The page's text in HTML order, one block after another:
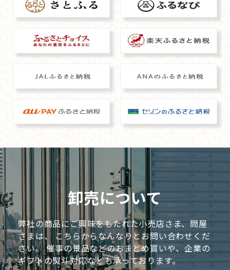
2026.02.06 FOODEX JAPAN 2026出展のご案内
2026年3月10日（火）～13日（金）東京ビッグサイトで開催す
る、日本・アジア最大級の食品・飲料展示会『FOODEX JAPAN
当日は新商品の披露、試食会も予定しておりますので皆様のご
来場を心よりお待ちしております。
2026年2月25日（水）～26日（木）に沖縄コンベンションセン
ターで開催される、食の展示会『FOOD STYLE JAPAN 2026 ＜
沖縄＞』に、出展いたします。
当日は新商品の披露、試食会も予定しておりますので皆様のご
来場を心よりお待ちしております。
2026.01.06 FOOD STYLE JAPAN 2026＜関西＞出展
のご案内
卸売について
弊社の商品にご興味をもたれた小売店さま、問屋
さまは、
こちらからなんなりとお問い合わせくだ
さい。催事の景品などのおまとめ買いや、企業の
ギフトの熨斗対応なども承っております。